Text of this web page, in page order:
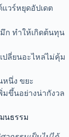
แวร์หยุดอัปเดต
ก ทำให้เกิดต้นทุน
ปลี่ยนอะไหล่ไม่คุ้ม
หนึ่ง ขยะ
มขึ้นอย่างน่ากังวล
นธรรม